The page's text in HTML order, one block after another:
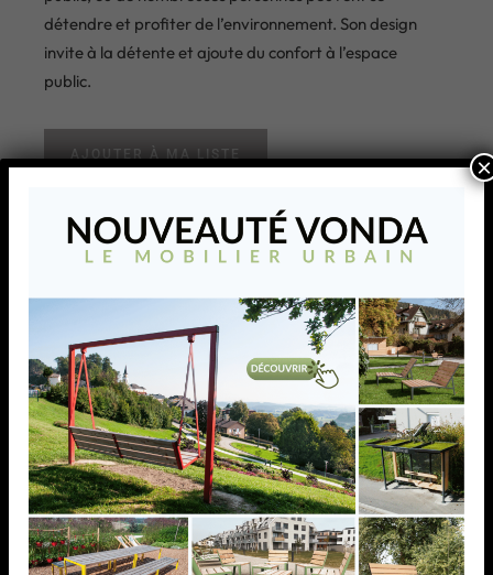
détendre et profiter de l’environnement. Son design
invite à la détente et ajoute du confort à l’espace
public.
AJOUTER À MA LISTE ×